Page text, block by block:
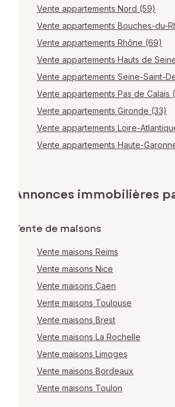
Vente appartements Nord (59)
Vente appartements Bouches-du-
Vente appartements Rhône (69)
Vente appartements Hauts de
Vente appartements Seine-Saint-
Vente appartements Pas de Calais
Vente appartements Gironde (33)
Vente appartements Loire-
Vente appartements Haute-
Annonces immobilières
Vente de maisons
Vente maisons Reims
Vente maisons Nice
Vente maisons Caen
Vente maisons Toulouse
Vente maisons Brest
Vente maisons La Rochelle
Vente maisons Limoges
Vente maisons Bordeaux
Vente maisons Toulon